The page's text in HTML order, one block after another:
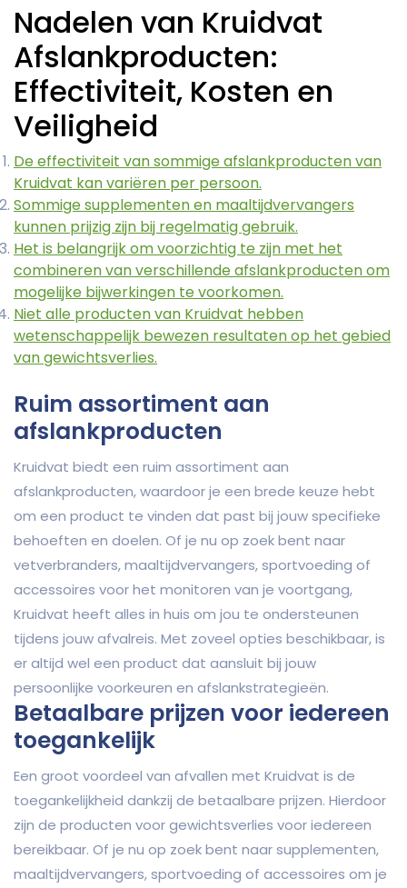
Nadelen van Kruidvat
Afslankproducten:
Effectiviteit, Kosten en
Veiligheid
De effectiviteit van sommige afslankproducten van
Kruidvat kan variëren per persoon.
Sommige supplementen en maaltijdvervangers
kunnen prijzig zijn bij regelmatig gebruik.
Het is belangrijk om voorzichtig te zijn met het
combineren van verschillende afslankproducten om
mogelijke bijwerkingen te voorkomen.
Niet alle producten van Kruidvat hebben
wetenschappelijk bewezen resultaten op het gebied
van gewichtsverlies.
Ruim assortiment aan
afslankproducten
Kruidvat biedt een ruim assortiment aan
afslankproducten, waardoor je een brede keuze hebt
om een product te vinden dat past bij jouw specifieke
behoeften en doelen. Of je nu op zoek bent naar
vetverbranders, maaltijdvervangers, sportvoeding of
accessoires voor het monitoren van je voortgang,
Kruidvat heeft alles in huis om jou te ondersteunen
tijdens jouw afvalreis. Met zoveel opties beschikbaar, is
er altijd wel een product dat aansluit bij jouw
persoonlijke voorkeuren en afslankstrategieën.
Betaalbare prijzen voor iedereen
toegankelijk
Een groot voordeel van afvallen met Kruidvat is de
toegankelijkheid dankzij de betaalbare prijzen. Hierdoor
zijn de producten voor gewichtsverlies voor iedereen
bereikbaar. Of je nu op zoek bent naar supplementen,
maaltijdvervangers, sportvoeding of accessoires om je